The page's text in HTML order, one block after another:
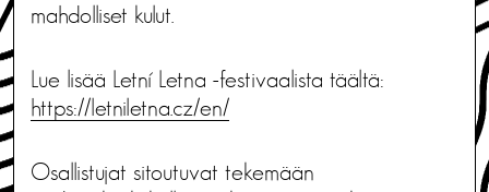
mahdolliset kulut.
Lue lisää Letní Letna -festivaalista täältä:
https://letniletna.cz/en/
Osallistujat sitoutuvat tekemään